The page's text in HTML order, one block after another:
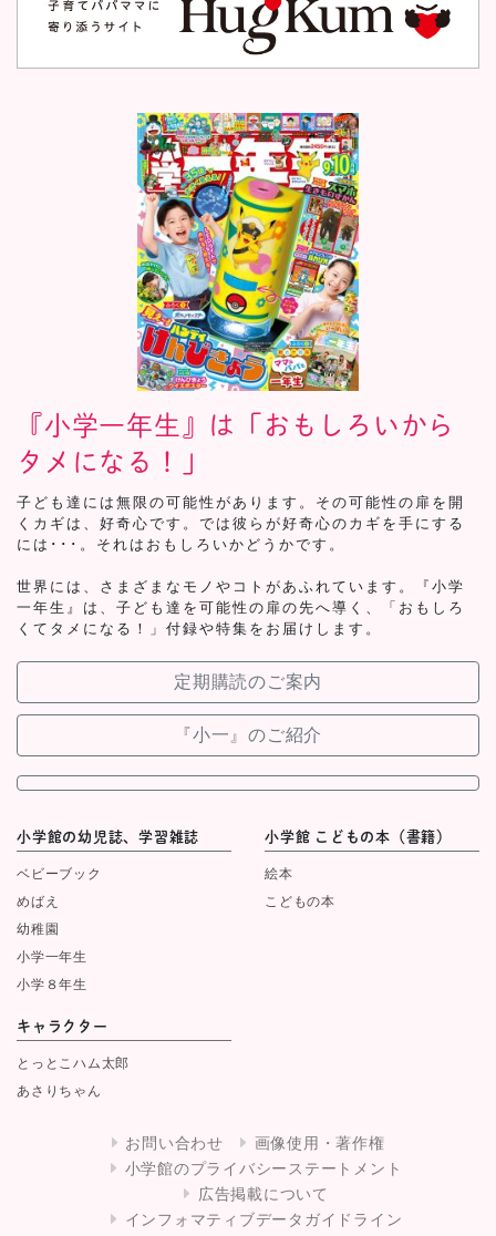
『小学一年生』は「おもしろいから
タメになる！」
子ども達には無限の可能性があります。その可能性の扉を開
くカギは、好奇心です。では彼らが好奇心のカギを手にする
には･･･。それはおもしろいかどうかです。
世界には、さまざまなモノやコトがあふれています。『小学
一年生』は、子ども達を可能性の扉の先へ導く、「おもしろ
くてタメになる！」付録や特集をお届けします。
定期購読のご案内
『小一』のご紹介
小学館の幼児誌、学習雑誌
ベビーブック
めばえ
幼稚園
小学一年生
小学８年生
小学館 こどもの本（書籍）
絵本
こどもの本
キャラクター
とっとこハム太郎
あさりちゃん
お問い合わせ
画像使用・著作権
小学館のプライバシーステートメント
広告掲載について
インフォマティブデータガイドライン